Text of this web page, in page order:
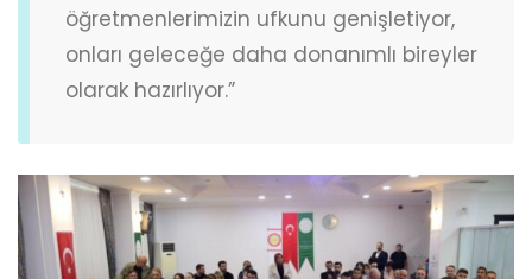
öğretmenlerimizin ufkunu genişletiyor,
onları geleceğe daha donanımlı bireyler
olarak hazırlıyor.”